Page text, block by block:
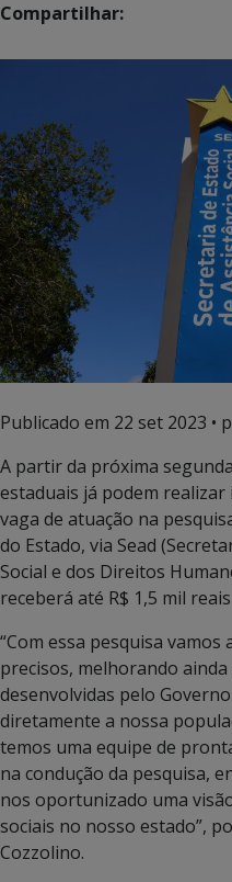
Compartilhar:
Publicado em 22 set 2023 •
A partir da próxima
estaduais já podem
vaga de atuação na
do Estado, via Sead
Social e dos Direitos
receberá até R$ 1,5 mil
“Com essa pesquisa vamos
precisos, melhorando
desenvolvidas pelo
diretamente a nossa
temos uma equipe de
na condução da pesquisa,
nos oportunizado uma
sociais no nosso estado”,
Cozzolino.